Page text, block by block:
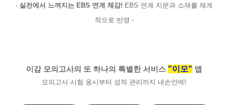
- 실전에서 느껴지는 EBS 연계 체감! EBS 연계 지문과 소재를 체계
적으로 반영 -
이감 모의고사의 또 하나의 특별한 서비스 "이모" 앱
모의고사 시험 응시부터 성적 관리까지 내손안에!